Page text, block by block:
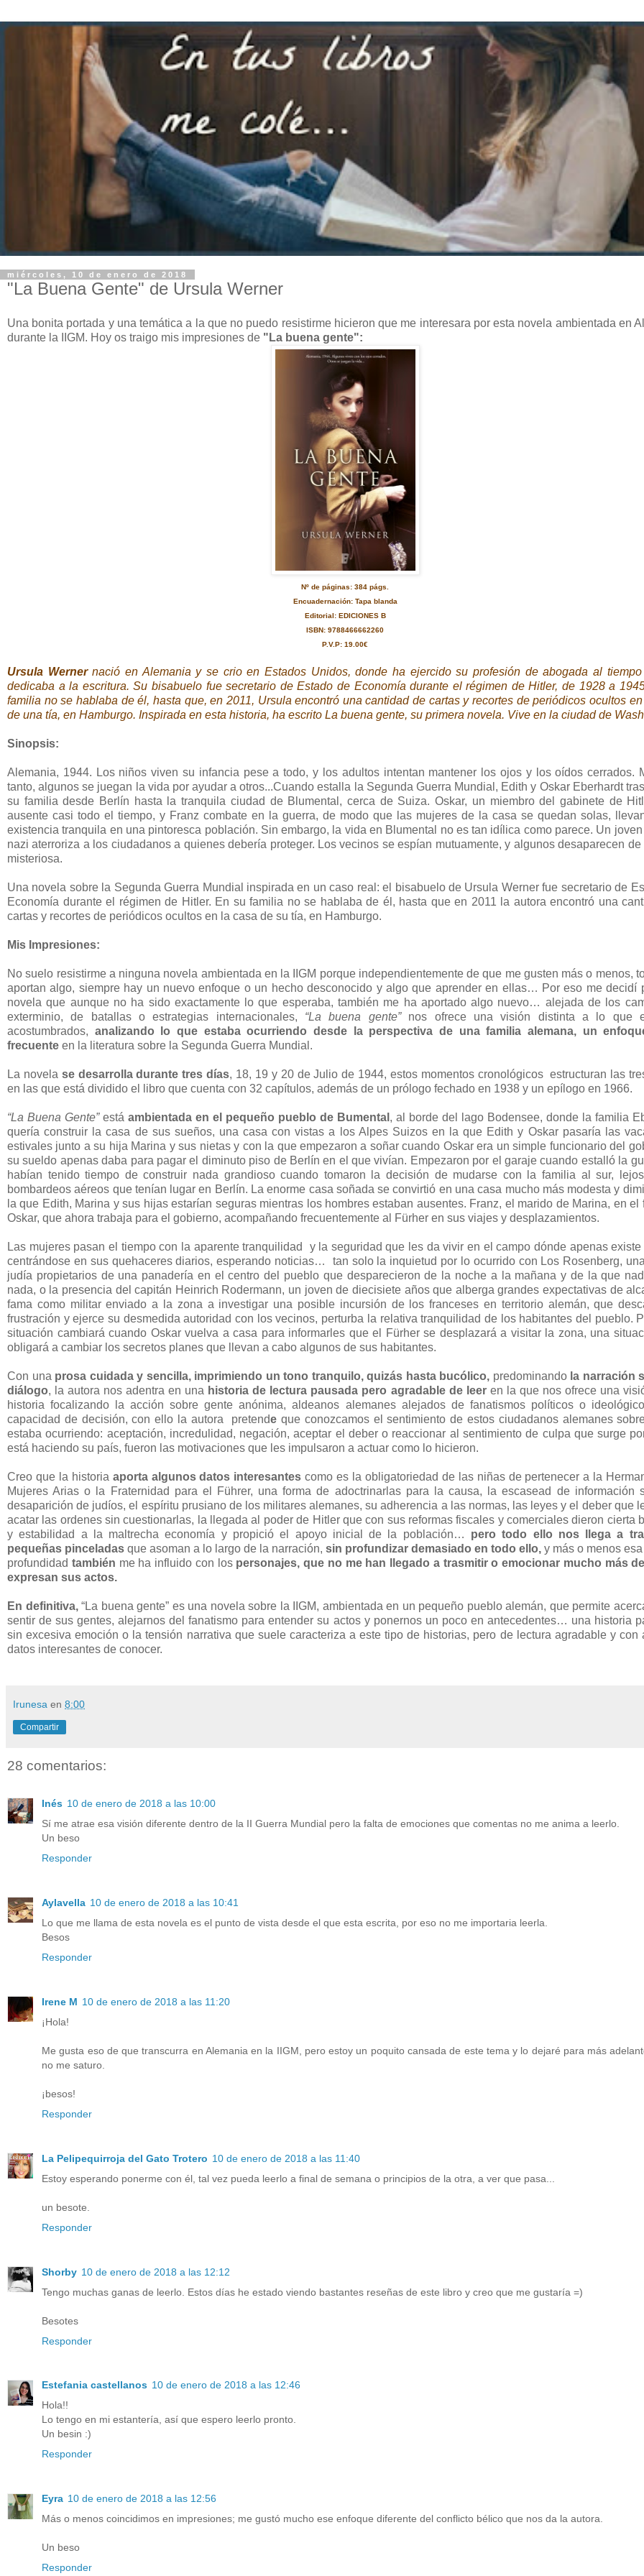
miércoles, 10 de enero de 2018
"La Buena Gente" de Ursula Werner
Una bonita portada y una temática a la que no puedo resistirme hicieron que me interesara por esta novela ambientada en
durante la IIGM. Hoy os traigo mis impresiones de "La buena gente":
Nº de páginas: 384 págs.
Encuadernación: Tapa blanda
Editorial: EDICIONES B
ISBN: 9788466662260
P.V.P: 19.00€
Ursula Wernernació en Alemania y se crio en Estados Unidos, donde ha ejercido su profesión de abogada al
dedicaba a la escritura. Su bisabuelo fue secretario de Estado de Economía durante el régimen de Hitler, de 1928 a
familia no se hablaba de él, hasta que, en 2011, Ursula encontró una cantidad de cartas y recortes de periódicos ocultos
de una tía, en Hamburgo. Inspirada en esta historia, ha escrito La buena gente, su primera novela. Vive en la ciudad de
Sinopsis:
Alemania, 1944. Los niños viven su infancia pese a todo, y los adultos intentan mantener los ojos y los oídos cerrados.
tanto, algunos se juegan la vida por ayudar a otros...Cuando estalla la Segunda Guerra Mundial, Edith y Oskar Eberhardt
su familia desde Berlín hasta la tranquila ciudad de Blumental, cerca de Suiza. Oskar, un miembro del gabinete de
ausente casi todo el tiempo, y Franz combate en la guerra, de modo que las mujeres de la casa se quedan solas,
existencia tranquila en una pintoresca población. Sin embargo, la vida en Blumental no es tan idílica como parece. Un
nazi aterroriza a los ciudadanos a quienes debería proteger. Los vecinos se espían mutuamente, y algunos desaparecen de
misteriosa.
Una novela sobre la Segunda Guerra Mundial inspirada en un caso real: el bisabuelo de Ursula Werner fue secretario de
Economía durante el régimen de Hitler. En su familia no se hablaba de él, hasta que en 2011 la autora encontró una
cartas y recortes de periódicos ocultos en la casa de su tía, en Hamburgo.
Mis Impresiones:
No suelo resistirme a ninguna novela ambientada en la IIGM porque independientemente de que me gusten más o menos,
aportan algo, siempre hay un nuevo enfoque o un hecho desconocido y algo que aprender en ellas… Por eso me decidí
novela que aunque no ha sido exactamente lo que esperaba, también me ha aportado algo nuevo… alejada de los
exterminio, de batallas o estrategias internacionales, “La buena gente”nos ofrece una visión distinta a lo que
acostumbrados, analizando lo que estaba ocurriendo desde la perspectiva de una familia alemana, un
frecuente en la literatura sobre la Segunda Guerra Mundial.
La novela se desarrolla durante tres días, 18, 19 y 20 de Julio de 1944, estos momentos cronológicos estructuran las
en las que está dividido el libro que cuenta con 32 capítulos, además de un prólogo fechado en 1938 y un epílogo en 1966.
“La Buena Gente”está ambientada en el pequeño pueblo de Bumental , al borde del lago Bodensee, donde la familia
quería construir la casa de sus sueños, una casa con vistas a los Alpes Suizos en la que Edith y Oskar pasaría las
estivales junto a su hija Marina y sus nietas y con la que empezaron a soñar cuando Oskar era un simple funcionario del
su sueldo apenas daba para pagar el diminuto piso de Berlín en el que vivían. Empezaron por el garaje cuando estalló la
habían tenido tiempo de construir nada grandioso cuando tomaron la decisión de mudarse con la familia al sur,
bombardeos aéreos que tenían lugar en Berlín. La enorme casa soñada se convirtió en una casa mucho más modesta y
la que Edith, Marina y sus hijas estarían seguras mientras los hombres estaban ausentes. Franz, el marido de Marina, en el
Oskar, que ahora trabaja para el gobierno, acompañando frecuentemente al Fürher en sus viajes y desplazamientos.
Las mujeres pasan el tiempo con la aparente tranquilidad y la seguridad que les da vivir en el campo dónde apenas existe
centrándose en sus quehaceres diarios, esperando noticias… tan solo la inquietud por lo ocurrido con Los Rosenberg,
judía propietarios de una panadería en el centro del pueblo que desparecieron de la noche a la mañana y de la que
nada, o la presencia del capitán Heinrich Rodermann, un joven de diecisiete años que alberga grandes expectativas de
fama como militar enviado a la zona a investigar una posible incursión de los franceses en territorio alemán, que
frustración y ejerce su desmedida autoridad con los vecinos, perturba la relativa tranquilidad de los habitantes del pueblo.
situación cambiará cuando Oskar vuelva a casa para informarles que el Fürher se desplazará a visitar la zona, una
obligará a cambiar los secretos planes que llevan a cabo algunos de sus habitantes.
Con una prosa cuidada y sencilla, imprimiendo un tono tranquilo, quizás hasta bucólico, predominandola narración
diálogo, la autora nos adentra en una historia de lectura pausada pero agradable de leeren la que nos ofrece una
historia focalizando la acción sobre gente anónima, aldeanos alemanes alejados de fanatismos políticos o
capacidad de decisión, con ello la autora pretendeque conozcamos el sentimiento de estos ciudadanos alemanes
estaba ocurriendo: aceptación, incredulidad, negación, aceptar el deber o reaccionar al sentimiento de culpa que surge
está haciendo su país, fueron las motivaciones que les impulsaron a actuar como lo hicieron.
Creo que la historia aporta algunos datos interesantes como es la obligatoriedad de las niñas de pertenecer a la
Mujeres Arias o la Fraternidad para el Führer, una forma de adoctrinarlas para la causa, la escasead de información
desaparición de judíos, el espíritu prusiano de los militares alemanes, su adherencia a las normas, las leyes y el deber que
acatar las ordenes sin cuestionarlas, la llegada al poder de Hitler que con sus reformas fiscales y comerciales dieron cierta
y estabilidad a la maltrecha economía y propició el apoyo inicial de la población… pero todo ello nos llega a
pequeñas pinceladas que asoman a lo largo de la narración, sin profundizar demasiado en todo ello, y más o menos
profundidad también me ha influido con los personajes, que no me han llegado a trasmitir o emocionar mucho más
expresan sus actos.
En definitiva,“La buena gente” es una novela sobre la IIGM, ambientada en un pequeño pueblo alemán, que permite
sentir de sus gentes, alejarnos del fanatismo para entender su actos y ponernos un poco en antecedentes… una historia
sin excesiva emoción o la tensión narrativa que suele caracteriza a este tipo de historias, pero de lectura agradable y con
datos interesantes de conocer.
Irunesa en 8:00
Compartir
28 comentarios:
Inés 10 de enero de 2018 a las 10:00
Sí me atrae esa visión diferente dentro de la II Guerra Mundial pero la falta de emociones que comentas no me anima a leerlo.
Un beso
Responder
Aylavella 10 de enero de 2018 a las 10:41
Lo que me llama de esta novela es el punto de vista desde el que esta escrita, por eso no me importaria leerla.
Besos
Responder
Irene M 10 de enero de 2018 a las 11:20
¡Hola!
Me gusta eso de que transcurra en Alemania en la IIGM, pero estoy un poquito cansada de este tema y lo dejaré para más
no me saturo.
¡besos!
Responder
La Pelipequirroja del Gato Trotero 10 de enero de 2018 a las 11:40
Estoy esperando ponerme con él, tal vez pueda leerlo a final de semana o principios de la otra, a ver que pasa...
un besote.
Responder
Shorby 10 de enero de 2018 a las 12:12
Tengo muchas ganas de leerlo. Estos días he estado viendo bastantes reseñas de este libro y creo que me gustaría =)
Besotes
Responder
Estefania castellanos 10 de enero de 2018 a las 12:46
Hola!!
Lo tengo en mi estantería, así que espero leerlo pronto.
Un besin :)
Responder
Eyra 10 de enero de 2018 a las 12:56
Más o menos coincidimos en impresiones; me gustó mucho ese enfoque diferente del conflicto bélico que nos da la autora.
Un beso
Responder